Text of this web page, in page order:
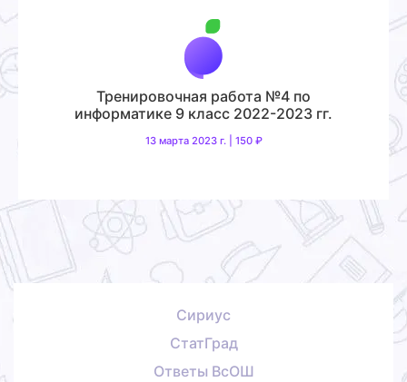
Тренировочная работа №4 по
информатике 9 класс 2022-2023 гг.
13 марта 2023 г. | 150 ₽
Сириус
СтатГрад
Ответы ВсОШ